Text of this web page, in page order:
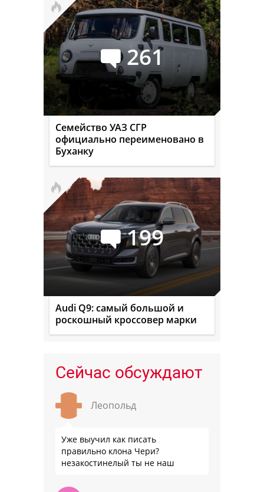
261
Семейство УАЗ СГР
официально переименовано в
Буханку
199
Audi Q9: самый большой и
роскошный кроссовер марки
Сейчас обсуждают
Леопольд
Уже выучил как писать
правильно клона Чери?
незакостинелый ты не наш